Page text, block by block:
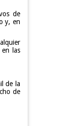
de
y, en
las
de la
de